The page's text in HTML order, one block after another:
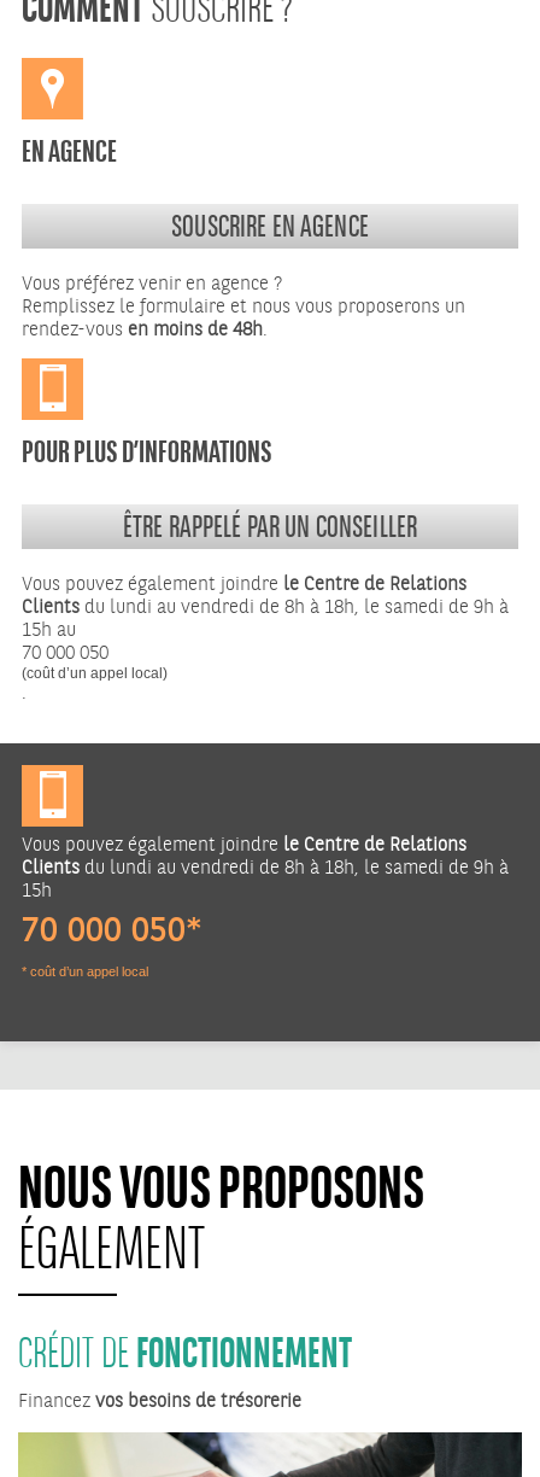
EN AGENCE
SOUSCRIRE EN AGENCE
Vous préférez venir en agence ?
Remplissez le formulaire et nous vous proposerons un
rendez-vous en moins de 48h.
POUR PLUS D’INFORMATIONS
ÊTRE RAPPELÉ PAR UN CONSEILLER
Vous pouvez également joindre le Centre de Relations
Clients du lundi au vendredi de 8h à 18h, le samedi de 9h à
15h au
70 000 050
(coût d’un appel local)
.
Vous pouvez également joindre le Centre de Relations
Clients du lundi au vendredi de 8h à 18h, le samedi de 9h à
15h
70 000 050*
* coût d’un appel local
NOUS VOUS PROPOSONS
ÉGALEMENT
CRÉDIT DEFONCTIONNEMENT
Financezvos besoins de trésorerie